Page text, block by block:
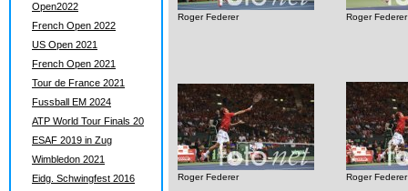
Open2022
French Open 2022
US Open 2021
French Open 2021
Tour de France 2021
Fussball EM 2024
ATP World Tour Finals 20
ESAF 2019 in Zug
Wimbledon 2021
Eidg. Schwingfest 2016
Roger Federer Roger Federer
Roger Federer Roger Federer